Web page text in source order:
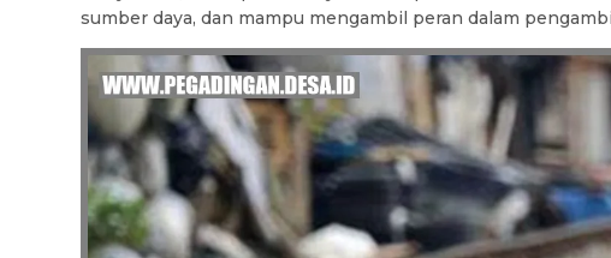
sumber daya, dan mampu mengambil peran dalam